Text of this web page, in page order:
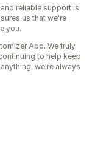
reliable support is
us that we're
you.
App. We truly
to help keep
we're always